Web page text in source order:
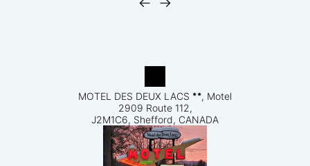
MOTEL DES DEUX LACS
, Motel
2909 Route 112,
J2M1C6, Shefford, CANADA